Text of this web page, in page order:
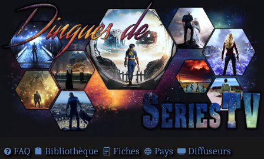
FAQ Bibliothèque Fiches Pays Diffuseurs